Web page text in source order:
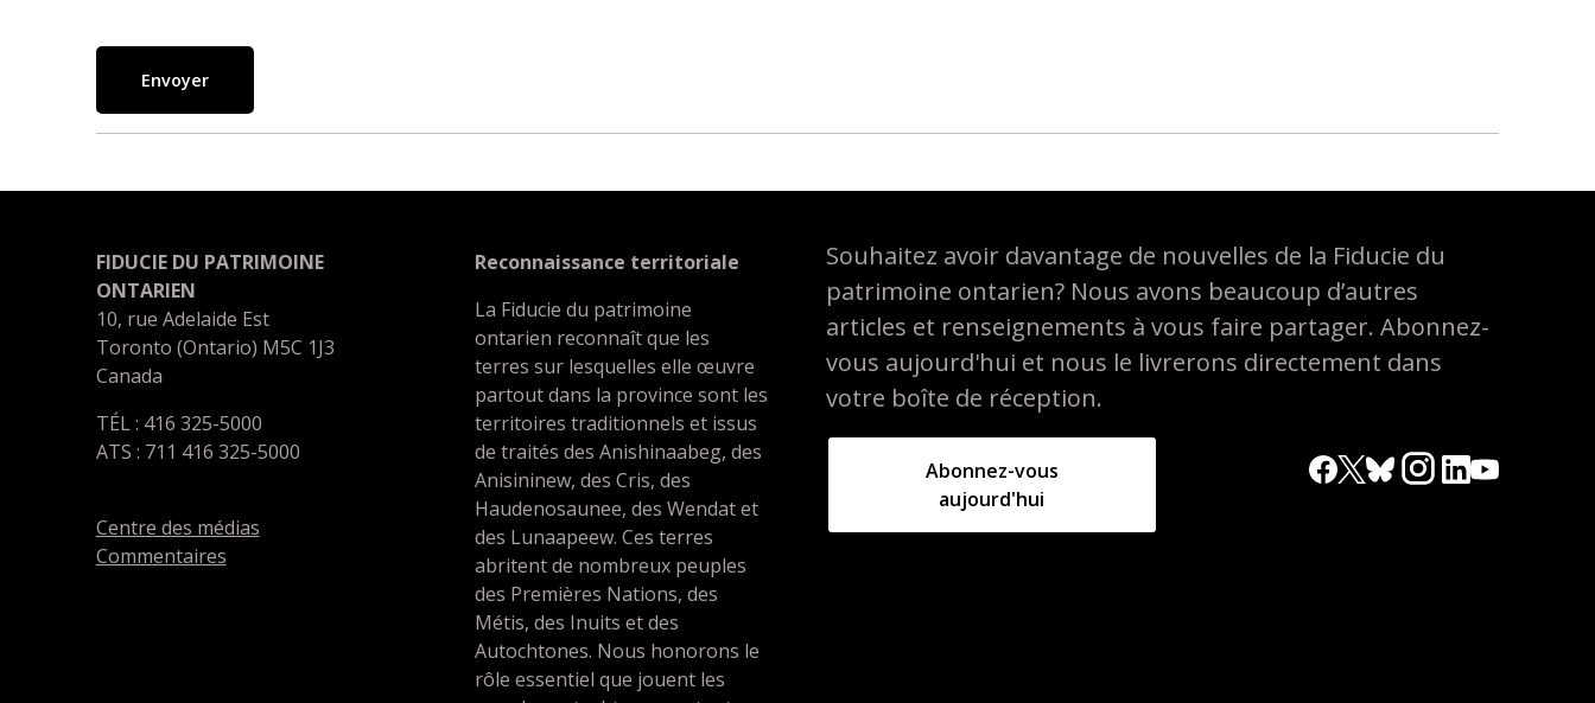
Envoyer
FIDUCIE DU PATRIMOINE
ONTARIEN
10, rue Adelaide Est
Toronto (Ontario) M5C 1J3
Canada
TÉL : 416 325-5000
ATS : 711 416 325-5000
Centre des médias
Commentaires
Reconnaissance territoriale
La Fiducie du patrimoine
ontarien reconnaît que les
terres sur lesquelles elle œuvre
partout dans la province sont les
territoires traditionnels et issus
de traités des Anishinaabeg, des
Anisininew, des Cris, des
Haudenosaunee, des Wendat et
des Lunaapeew. Ces terres
abritent de nombreux peuples
des Premières Nations, des
Métis, des Inuits et des
Autochtones. Nous honorons le
rôle essentiel que jouent les
Souhaitez avoir davantage de nouvelles de la Fiducie du
patrimoine ontarien? Nous avons beaucoup d’autres
articles et renseignements à vous faire partager. Abonnez-
vous aujourd'hui et nous le livrerons directement dans
votre boîte de réception.
Abonnez-vous
aujourd'hui